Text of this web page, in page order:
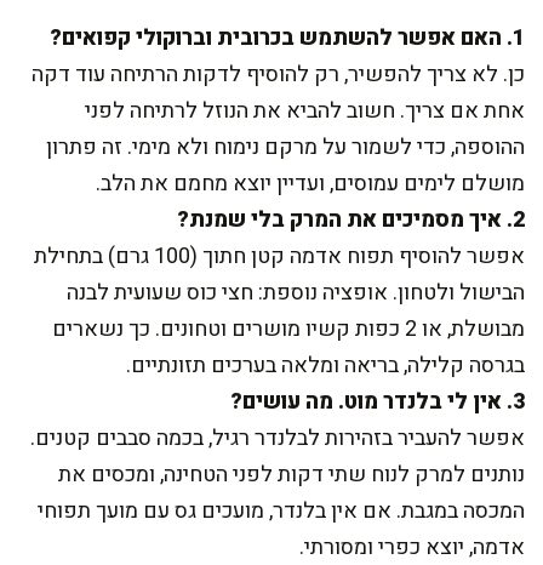
1. האם אפשר להשתמש בכרובית וברוקולי קפואים?
כן. לא צריך להפשיר, רק להוסיף לדקות הרתיחה עוד דקה
אחת אם צריך. חשוב להביא את הנוזל לרתיחה לפני
ההוספה, כדי לשמור על מרקם נימוח ולא מימי. זה פתרון
מושלם לימים עמוסים, ועדיין יוצא מחמם את הלב.
2. איך מסמיכים את המרק בלי שמנת?
אפשר להוסיף תפוח אדמה קטן חתוך (100 גרם) בתחילת
הבישול ולטחון. אופציה נוספת: חצי כוס שעועית לבנה
מבושלת, או 2 כפות קשיו מושרים וטחונים. כך נשארים
בגרסה קלילה, בריאה ומלאה בערכים תזונתיים.
3. אין לי בלנדר מוט. מה עושים?
אפשר להעביר בזהירות לבלנדר רגיל, בכמה סבבים קטנים.
נותנים למרק לנוח שתי דקות לפני הטחינה, ומכסים את
המכסה במגבת. אם אין בלנדר, מועכים גס עם מועך תפוחי
אדמה, יוצא כפרי ומסורתי.